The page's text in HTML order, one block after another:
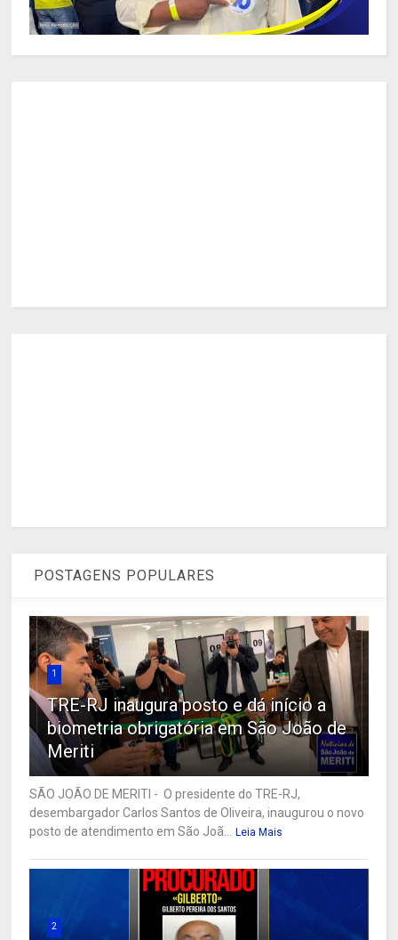
POSTAGENS POPULARES
1
TRE-RJ inaugura posto e dá início a
biometria obrigatória em São João de
Meriti
SÃO JOÃO DE MERITI - O presidente do TRE-RJ,
desembargador Carlos Santos de Oliveira, inaugurou o novo
posto de atendimento em São Joã... Leia Mais
2